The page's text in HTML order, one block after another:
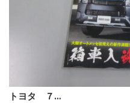
トヨタ ７…